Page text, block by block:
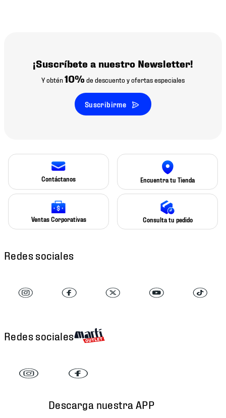
¡Suscríbete a nuestro Newsletter!
Y obtén10% de descuento y ofertas especiales
Suscribirme
Contáctanos Encuentra tu Tienda
Ventas Corporativas Consulta tu pedido
Redes sociales
Redes sociales
Descarga nuestra APP